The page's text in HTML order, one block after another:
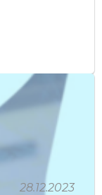
28.12.2023